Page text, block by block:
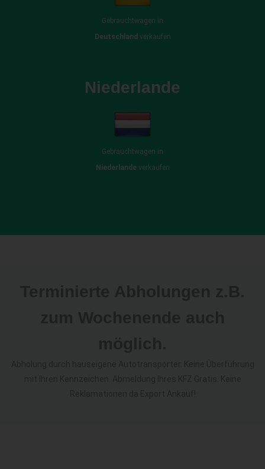
Gebrauchtwagen in
Deutschland verkaufen
Niederlande
Gebrauchtwagen in
Niederlandeverkaufen